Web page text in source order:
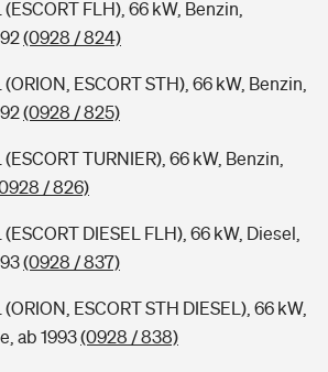
FLH), 66 kW, Benzin,
(0928 / 824)
ESCORT STH), 66 kW, Benzin,
(0928 / 825)
TURNIER), 66 kW, Benzin,
/ 826)
DIESEL FLH), 66 kW, Diesel,
(0928 / 837)
ESCORT STH DIESEL), 66 kW,
ab 1993(0928 / 838)